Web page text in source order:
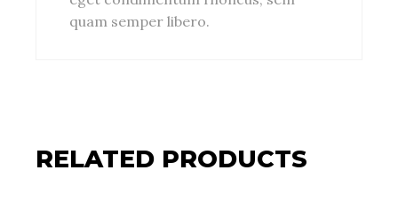
quam semper libero.
RELATED PRODUCTS